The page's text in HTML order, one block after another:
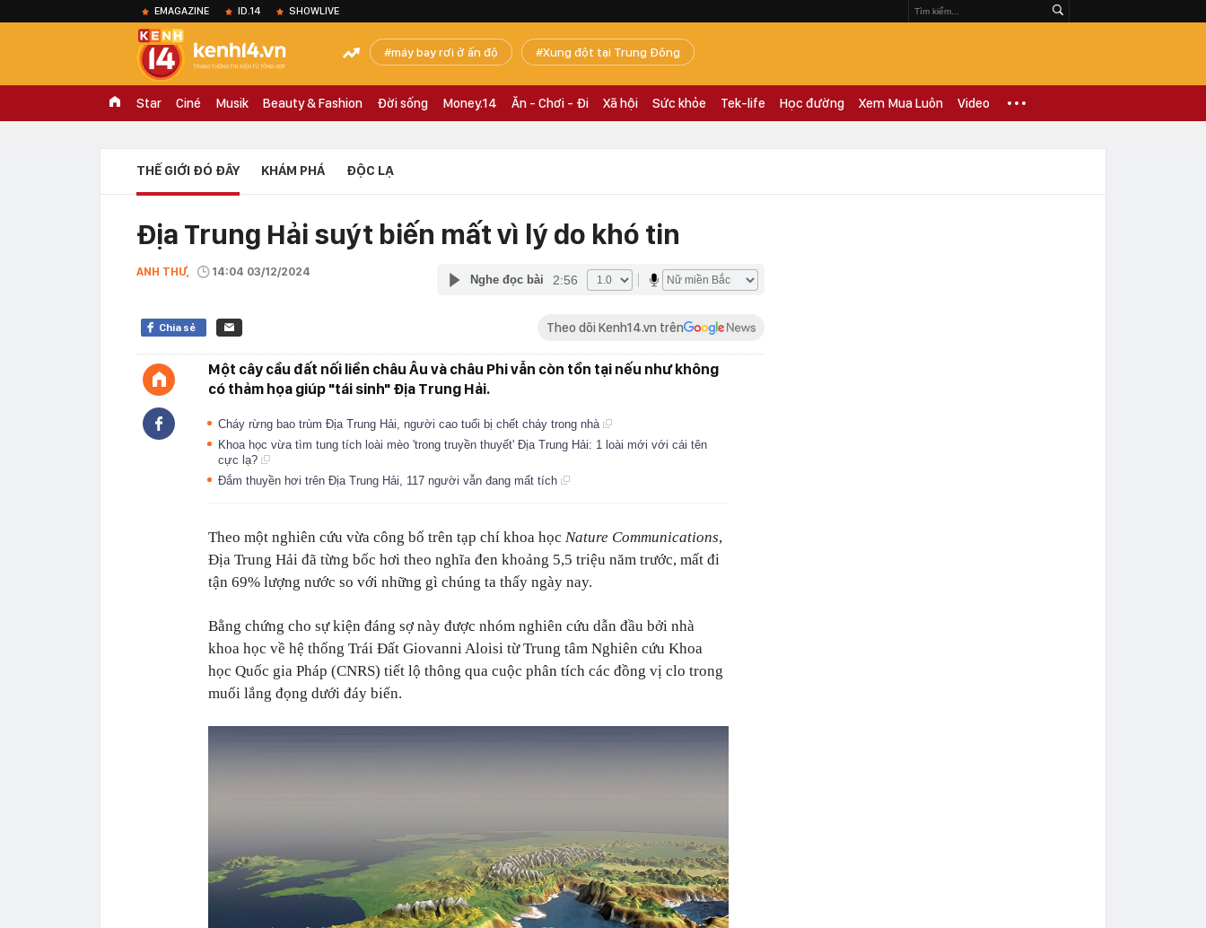
EMAGAZINE ID.14 SHOWLIVE
máy bay rơi ở ấn độ Xung đột tại Trung Đông
Star Ciné Musik Beauty & Fashion Đời sống Money.14 Ăn - Chơi - Đi Xã hội Sức khỏe Tek-life Học đường Xem Mua Luôn Video
THẾ GIỚI ĐÓ ĐÂY KHÁM PHÁ ĐỘC LẠ
Địa Trung Hải suýt biến mất vì lý do khó tin
ANH THƯ, 14:04 03/12/2024
Nghe đọc bài 2:56
Chia sẻ Theo dõi Kenh14.vn trên
Một cây cầu đất nối liền châu Âu và châu Phi vẫn còn tồn tại nếu như không
có thảm họa giúp "tái sinh" Địa Trung Hải.
Cháy rừng bao trùm Địa Trung Hải, người cao tuổi bị chết cháy trong nhà
Khoa học vừa tìm tung tích loài mèo 'trong truyền thuyết' Địa Trung Hải: 1 loài mới với cái tên
cực lạ?
Đắm thuyền hơi trên Địa Trung Hải, 117 người vẫn đang mất tích
Theo một nghiên cứu vừa công bố trên tạp chí khoa học Nature Communications,
Địa Trung Hải đã từng bốc hơi theo nghĩa đen khoảng 5,5 triệu năm trước, mất đi
tận 69% lượng nước so với những gì chúng ta thấy ngày nay.
Bằng chứng cho sự kiện đáng sợ này được nhóm nghiên cứu dẫn đầu bởi nhà
khoa học về hệ thống Trái Đất Giovanni Aloisi từ Trung tâm Nghiên cứu Khoa
học Quốc gia Pháp (CNRS) tiết lộ thông qua cuộc phân tích các đồng vị clo trong
muối lắng đọng dưới đáy biển.